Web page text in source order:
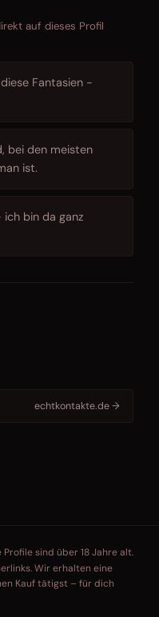
auf dieses Profil
Fantasien -
bei den meisten
ist.
bin da ganz
echtkontakte.de →
Profile sind über 18 Jahre alt.
Wir erhalten eine
Kauf tätigst – für dich